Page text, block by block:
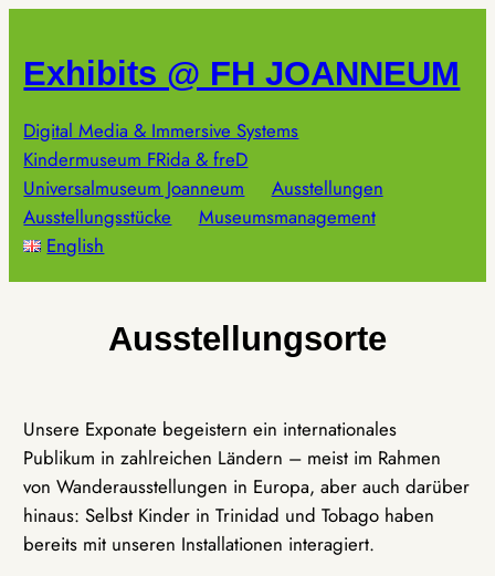
springen
Exhibits @ FH JOANNEUM
Digital Media & Immersive Systems
Kindermuseum FRida & freD
Universalmuseum Joanneum
Ausstellungen
Ausstellungsstücke
Museumsmanagement
English
Ausstellungsorte
Unsere Exponate begeistern ein internationales
Publikum in zahlreichen Ländern – meist im Rahmen
von Wanderausstellungen in Europa, aber auch darüber
hinaus: Selbst Kinder in Trinidad und Tobago haben
bereits mit unseren Installationen interagiert.